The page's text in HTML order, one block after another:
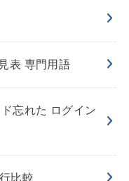
表 専門用語
忘れた ログイン
比較